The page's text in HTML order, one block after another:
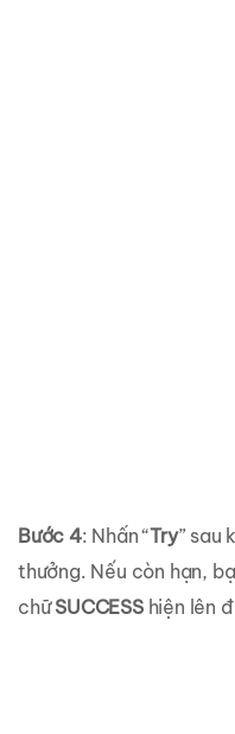
Bước 4: Nhấn “Try” sau
thưởng. Nếu còn hạn,
chữSUCCESShiện lên